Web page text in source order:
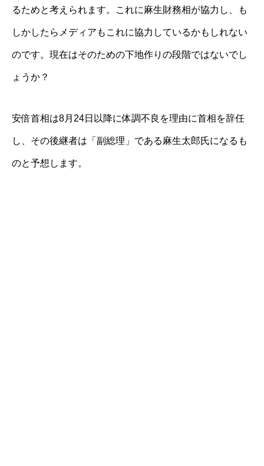
るためと考えられます。これに麻生財務相が協力し、も
しかしたらメディアもこれに協力しているかもしれない
のです。現在はそのための下地作りの段階ではないでし
ょうか？
安倍首相は8月24日以降に体調不良を理由に首相を辞任
し、その後継者は「副総理」である麻生太郎氏になるも
のと予想します。